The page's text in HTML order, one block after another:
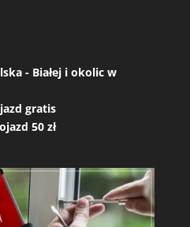
- Białej i okolic w
gratis
50 zł